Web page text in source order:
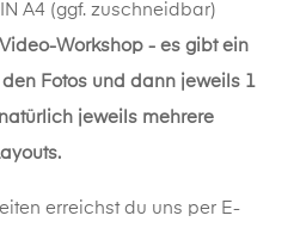
A4 (ggf. zuschneidbar)
Workshop - es gibt ein
Fotos und dann jeweils 1
jeweils mehrere
erreichst du uns per E-